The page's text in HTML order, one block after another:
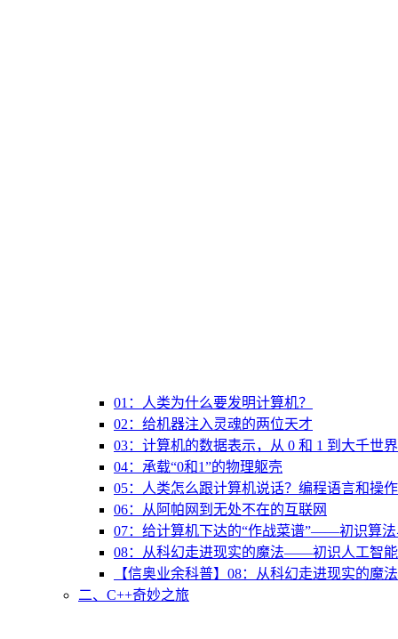
01：人类为什么要发明计算机？
02：给机器注入灵魂的两位天才
03：计算机的数据表示，从 0 和 1 到大千世界
04：承载“0和1”的物理躯壳
05：人类怎么跟计算机说话？编程语言和操
06：从阿帕网到无处不在的互联网
07：给计算机下达的“作战菜谱”——初识算法
08：从科幻走进现实的魔法——初识人工智能
【信奥业余科普】08：从科幻走进现实的魔
二、C++奇妙之旅